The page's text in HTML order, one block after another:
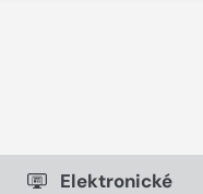
Elektronické